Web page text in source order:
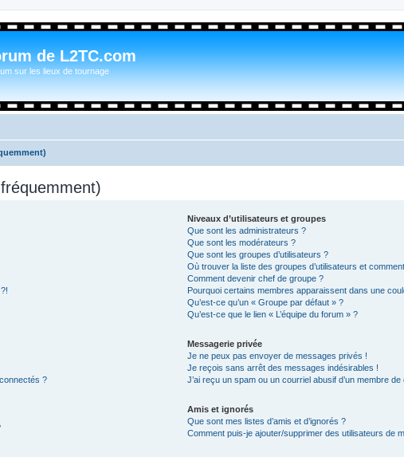
de L2TC.com
sur les lieux de tournage
?
Niveaux d’utilisateurs et groupes
Que sont les administrateurs ?
Que sont les modérateurs ?
Que sont les groupes d’utilisateurs ?
Où trouver la liste des groupes d’utilisateurs et
Comment devenir chef de groupe ?
Pourquoi certains membres apparaissent dans une
Qu’est-ce qu’un « Groupe par défaut » ?
Qu’est-ce que le lien « L’équipe du forum » ?
Messagerie privée
Je ne peux pas envoyer de messages privés !
Je reçois sans arrêt des messages indésirables !
J’ai reçu un spam ou un courriel abusif d’un membre de
Amis et ignorés
Que sont mes listes d’amis et d’ignorés ?
Comment puis-je ajouter/supprimer des utilisateurs de